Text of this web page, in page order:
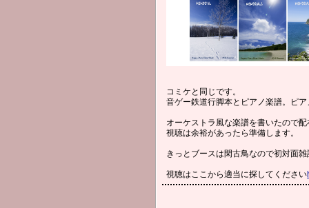
コミケと同じです。
音ゲー鉄道行脚本とピアノ楽譜。ピ
オーケストラ風な楽譜を書いたので
視聴は余裕があったら準備します。
きっとブースは閑古鳥なので初対面
視聴はここから適当に探してください